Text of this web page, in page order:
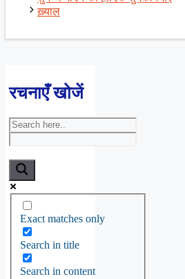
ख़्याल
रचनाएँ खोजें
Exact matches only
Search in title
Search in content